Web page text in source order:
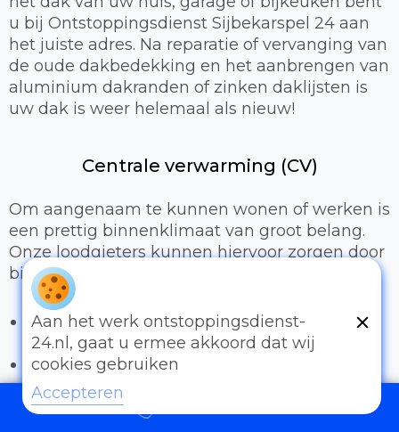
u bij Ontstoppingsdienst Sijbekarspel 24 aan
het juiste adres. Na reparatie of vervanging van
de oude dakbedekking en het aanbrengen van
aluminium dakranden of zinken daklijsten is
uw dak is weer helemaal als nieuw!
Centrale verwarming (CV)
Om aangenaam te kunnen wonen of werken is
een prettig binnenklimaat van groot belang.
Onze loodgieters kunnen hiervoor zorgen door
bijvoorbeeld:
Het uitbreiden of compleet installeren van
een cv-installatie
Vervangen van radiatoren/radiatorkranen
Vloerverwarming
Sanitair
Aan het werk ontstoppingsdienst-
24.nl, gaat u ermee akkoord dat wij
cookies gebruiken
Accepteren